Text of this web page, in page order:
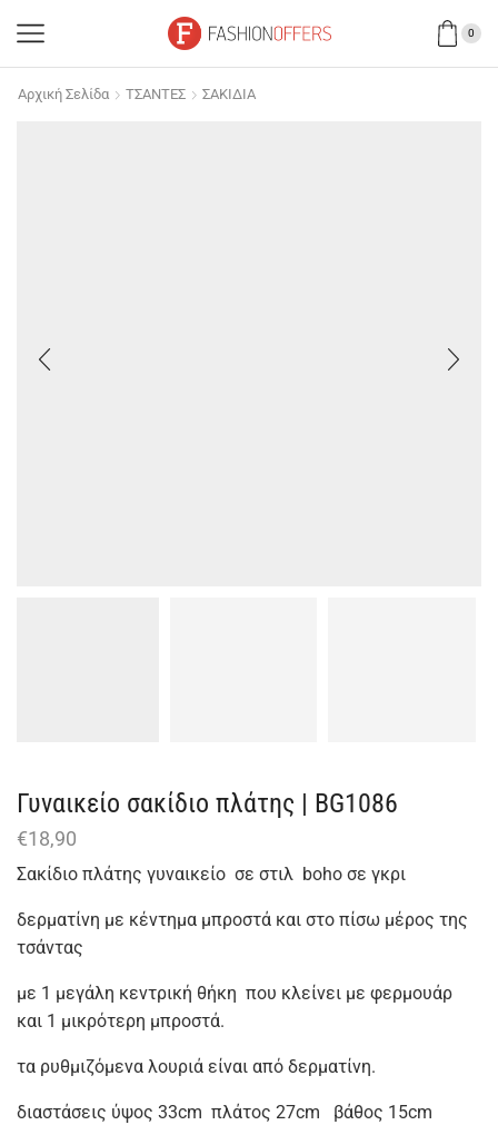
0
Αρχική Σελίδα ΤΣΑΝΤΕΣ ΣΑΚΙΔΙΑ
Γυναικείο σακίδιο πλάτης | BG1086
€18,90
Σακίδιο πλάτης γυναικείο σε στιλ boho σε γκρι
δερματίνη με κέντημα μπροστά και στο πίσω μέρος της
τσάντας
με 1 μεγάλη κεντρική θήκη που κλείνει με φερμουάρ
και 1 μικρότερη μπροστά.
τα ρυθμιζόμενα λουριά είναι από δερματίνη.
διαστάσεις ύψος 33cm πλάτος 27cm βάθος 15cm